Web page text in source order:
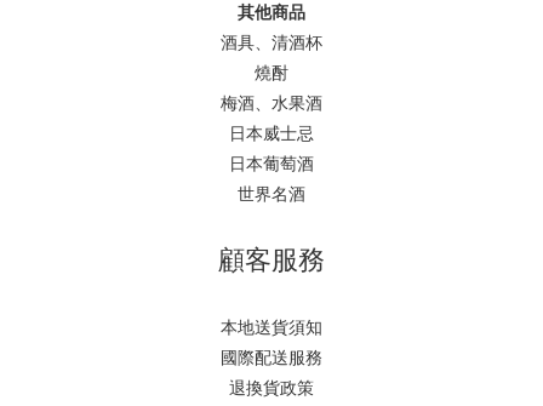
其他商品
酒具、清酒杯
燒酎
梅酒、水果酒
日本威士忌
日本葡萄酒
世界名酒
顧客服務
本地送貨須知
國際配送服務
退換貨政策